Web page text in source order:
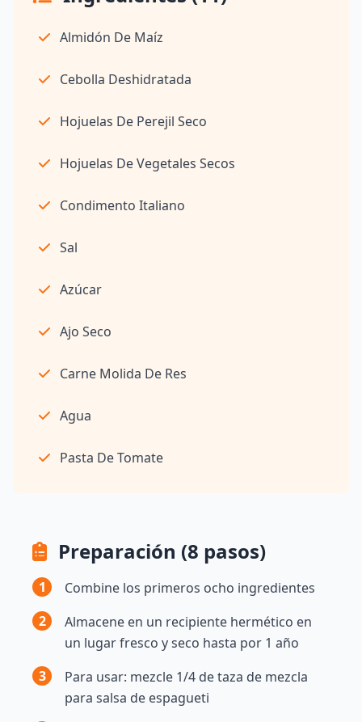
Almidón De Maíz
Cebolla Deshidratada
Hojuelas De Perejil Seco
Hojuelas De Vegetales Secos
Condimento Italiano
Sal
Azúcar
Ajo Seco
Carne Molida De Res
Agua
Pasta De Tomate
Preparación (8 pasos)
1
Combine los primeros ocho ingredientes
2
Almacene en un recipiente hermético en
un lugar fresco y seco hasta por 1 año
3
Para usar: mezcle 1/4 de taza de mezcla
para salsa de espagueti